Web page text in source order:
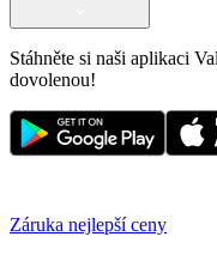
Stáhněte si naši aplikaci
dovolenou!
Záruka nejlepší ceny